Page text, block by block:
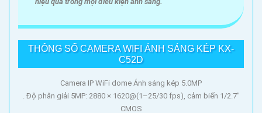
THÔNG SỐ CAMERA WIFI ÁNH SÁNG KÉP KX-
C52D
Camera IP WiFi dome Ánh sáng kép 5.0MP
. Độ phân giải 5MP: 2880 × 1620@(1–25/30 fps), cảm biến 1/2.7"
CMOS